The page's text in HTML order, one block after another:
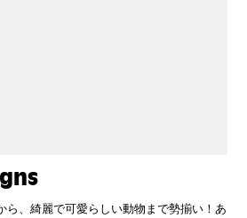
ら、綺麗で可愛らしい動物まで勢揃い！あ